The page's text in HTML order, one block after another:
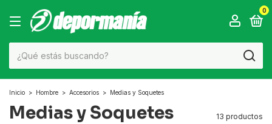
0
Inicio > Hombre > Accesorios > Medias y Soquetes
Medias y Soquetes 13 productos